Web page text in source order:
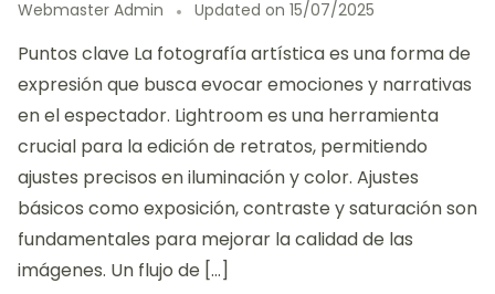
Webmaster Admin Updated on 15/07/2025
Puntos clave La fotografía artística es una forma de
expresión que busca evocar emociones y narrativas
en el espectador. Lightroom es una herramienta
crucial para la edición de retratos, permitiendo
ajustes precisos en iluminación y color. Ajustes
básicos como exposición, contraste y saturación son
fundamentales para mejorar la calidad de las
imágenes. Un flujo de […]